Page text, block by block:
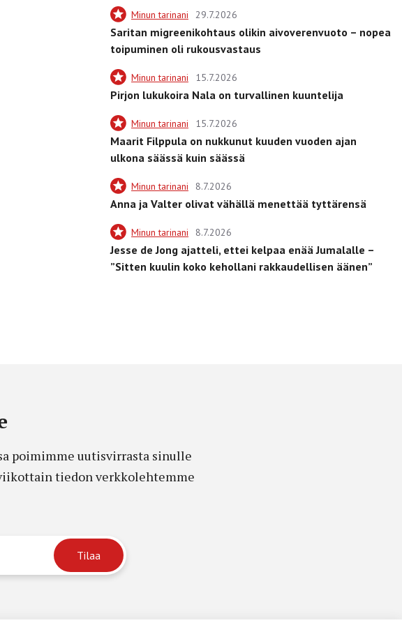
Minun tarinani 29.7.2026
Saritan migreenikohtaus olikin aivoverenvuoto – nopea
toipuminen oli rukousvastaus
Minun tarinani 15.7.2026
Pirjon lukukoira Nala on turvallinen kuuntelija
Minun tarinani 15.7.2026
Maarit Filppula on nukkunut kuuden vuoden ajan
ulkona säässä kuin säässä
Minun tarinani 8.7.2026
Anna ja Valter olivat vähällä menettää tyttärensä
Minun tarinani 8.7.2026
Jesse de Jong ajatteli, ettei kelpaa enää Jumalalle –
”Sitten kuulin koko kehollani rakkaudellisen äänen”
poimimme uutisvirrasta sinulle
tiedon verkkolehtemme